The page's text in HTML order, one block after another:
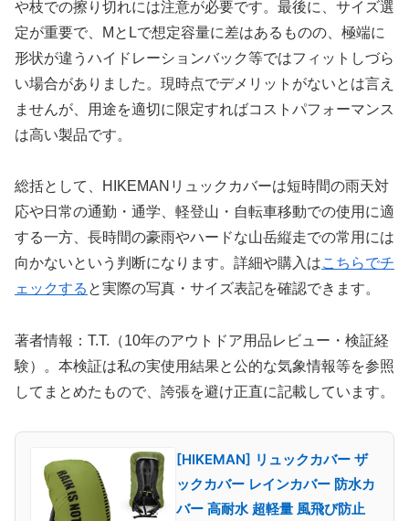
や枝での擦り切れには注意が必要です。最後に、サイズ選
定が重要で、MとLで想定容量に差はあるものの、極端に
形状が違うハイドレーションバック等ではフィットしづら
い場合がありました。現時点でデメリットがないとは言え
ませんが、用途を適切に限定すればコストパフォーマンス
は高い製品です。
総括として、HIKEMANリュックカバーは短時間の雨天対
応や日常の通勤・通学、軽登山・自転車移動での使用に適
する一方、長時間の豪雨やハードな山岳縦走での常用には
向かないという判断になります。詳細や購入はこちらでチ
ェックする と実際の写真・サイズ表記を確認できます。
著者情報：T.T.（10年のアウトドア用品レビュー・検証経
験）。本検証は私の実使用結果と公的な気象情報等を参照
してまとめたもので、誇張を避け正直に記載しています。
[HIKEMAN] リュックカバー ザ
ックカバー レインカバー 防水カ
バー 高耐水 超軽量 風飛び防止